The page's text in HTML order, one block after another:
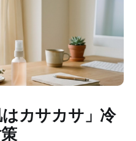
はカサカサ」冷